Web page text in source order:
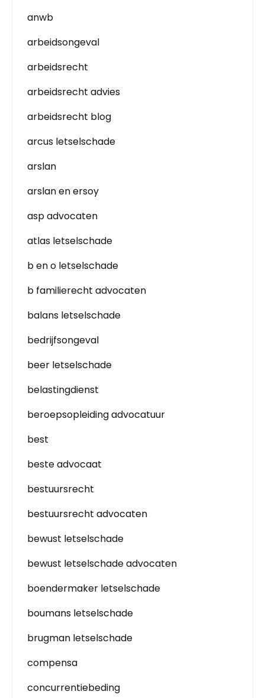
anwb
arbeidsongeval
arbeidsrecht
arbeidsrecht advies
arbeidsrecht blog
arcus letselschade
arslan
arslan en ersoy
asp advocaten
atlas letselschade
b en o letselschade
b familierecht advocaten
balans letselschade
bedrijfsongeval
beer letselschade
belastingdienst
beroepsopleiding advocatuur
best
beste advocaat
bestuursrecht
bestuursrecht advocaten
bewust letselschade
bewust letselschade advocaten
boendermaker letselschade
boumans letselschade
brugman letselschade
compensa
concurrentiebeding